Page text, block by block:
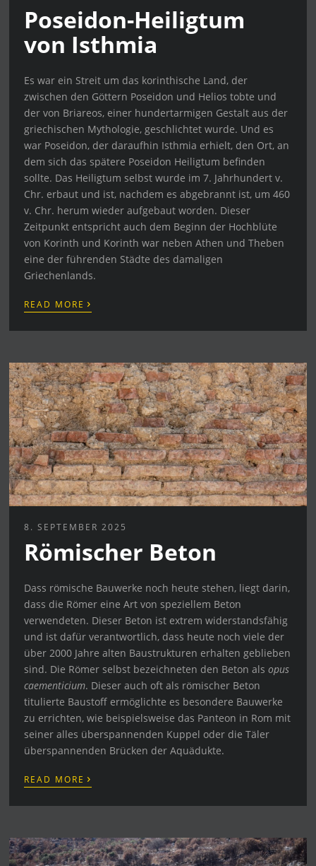
Poseidon-Heiligtum
von Isthmia
Es war ein Streit um das korinthische Land, der
zwischen den Göttern Poseidon und Helios tobte und
der von Briareos, einer hundertarmigen Gestalt aus der
griechischen Mythologie, geschlichtet wurde. Und es
war Poseidon, der daraufhin Isthmia erhielt, den Ort, an
dem sich das spätere Poseidon Heiligtum befinden
sollte. Das Heiligtum selbst wurde im 7. Jahrhundert v.
Chr. erbaut und ist, nachdem es abgebrannt ist, um 460
v. Chr. herum wieder aufgebaut worden. Dieser
Zeitpunkt entspricht auch dem Beginn der Hochblüte
von Korinth und Korinth war neben Athen und Theben
eine der führenden Städte des damaligen
Griechenlands.
READ MORE ›
8. SEPTEMBER 2025
Römischer Beton
Dass römische Bauwerke noch heute stehen, liegt darin,
dass die Römer eine Art von speziellem Beton
verwendeten. Dieser Beton ist extrem widerstandsfähig
und ist dafür verantwortlich, dass heute noch viele der
über 2000 Jahre alten Baustrukturen erhalten geblieben
sind. Die Römer selbst bezeichneten den Beton alsopus
caementicium. Dieser auch oft als römischer Beton
titulierte Baustoff ermöglichte es besondere Bauwerke
zu errichten, wie beispielsweise das Panteon in Rom mit
seiner alles überspannenden Kuppel oder die Täler
überspannenden Brücken der Aquädukte.
READ MORE ›